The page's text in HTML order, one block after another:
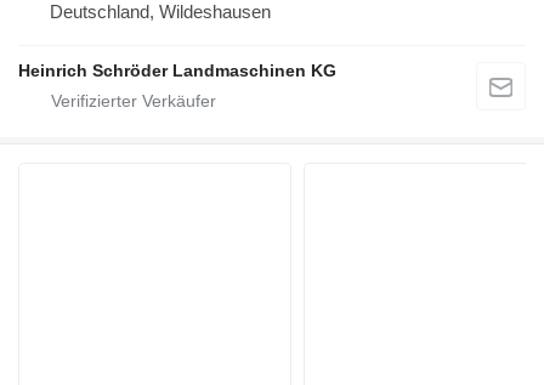
Deutschland, Wildeshausen
Heinrich Schröder Landmaschinen KG